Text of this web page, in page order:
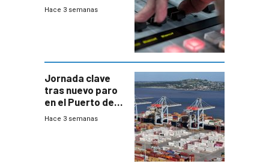
Hace 3 semanas
Jornada clave
tras nuevo paro
en el Puerto de
Montevideo
Hace 3 semanas